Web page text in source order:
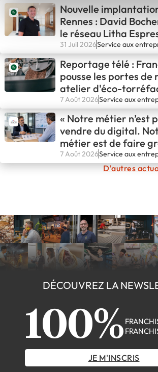
Nouvelle
Rennes : David
le réseau Litha
31 Juil 2026Service aux
Reportage télé :
pousse les portes de
atelier d'éco-
7 Août 2026Service aux
« Notre métier n’est
vendre du digital.
métier est de faire
entreprises. »
7 Août 2026Service aux
D'autres
DÉCOUVREZ LA
100%
JE M'INSCRIS